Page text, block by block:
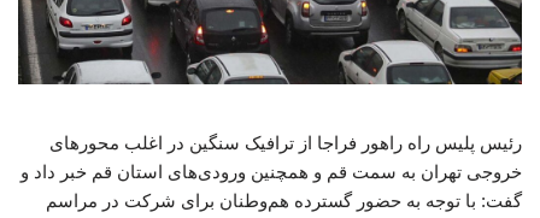
رئیس پلیس راه راهور فراجا از ترافیک سنگین در اغلب محورهای
خروجی تهران به سمت قم و همچنین ورودی‌های استان قم خبر داد و
گفت: با توجه به حضور گسترده هم‌وطنان برای شرکت در مراسم